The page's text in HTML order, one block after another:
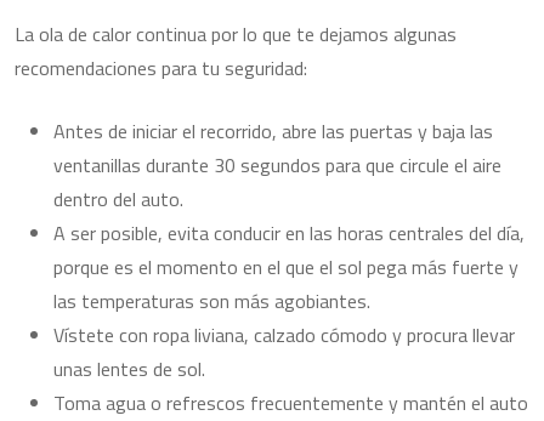
La ola de calor continua por lo que te dejamos algunas
recomendaciones para tu seguridad:
Antes de iniciar el recorrido, abre las puertas y baja las
ventanillas durante 30 segundos para que circule el aire
dentro del auto.
A ser posible, evita conducir en las horas centrales del día,
porque es el momento en el que el sol pega más fuerte y
las temperaturas son más agobiantes.
Vístete con ropa liviana, calzado cómodo y procura llevar
unas lentes de sol.
Toma agua o refrescos frecuentemente y mantén el auto